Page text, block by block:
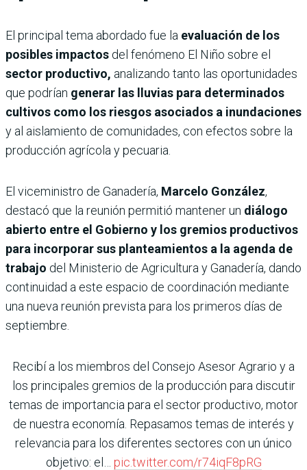
El principal tema abordado fue la evaluación de los
posibles impactos del fenómeno El Niño sobre el
sector productivo, analizando tanto las oportunidades
que podrían generar las lluvias para determinados
cultivos como los riesgos asociados a inundaciones
y al aislamiento de comunidades, con efectos sobre la
producción agrícola y pecuaria.
El viceministro de Ganadería, Marcelo González,
destacó que la reunión permitió mantener un diálogo
abierto entre el Gobierno y los gremios productivos
para incorporar sus planteamientos a la agenda de
trabajo del Ministerio de Agricultura y Ganadería, dando
continuidad a este espacio de coordinación mediante
una nueva reunión prevista para los primeros días de
septiembre.
Recibí a los miembros del Consejo Asesor Agrario y a
los principales gremios de la producción para discutir
temas de importancia para el sector productivo, motor
de nuestra economía. Repasamos temas de interés y
relevancia para los diferentes sectores con un único
objetivo: el… pic.twitter.com/r74iqF8pRG